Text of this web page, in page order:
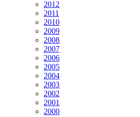
2012
2011
2010
2009
2008
2007
2006
2005
2004
2003
2002
2001
2000